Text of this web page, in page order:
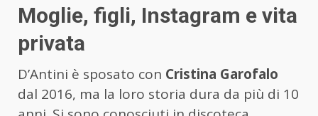
Moglie, figli, Instagram e vita
privata
D’Antini è sposato con Cristina Garofalo
dal 2016, ma la loro storia dura da più di 10